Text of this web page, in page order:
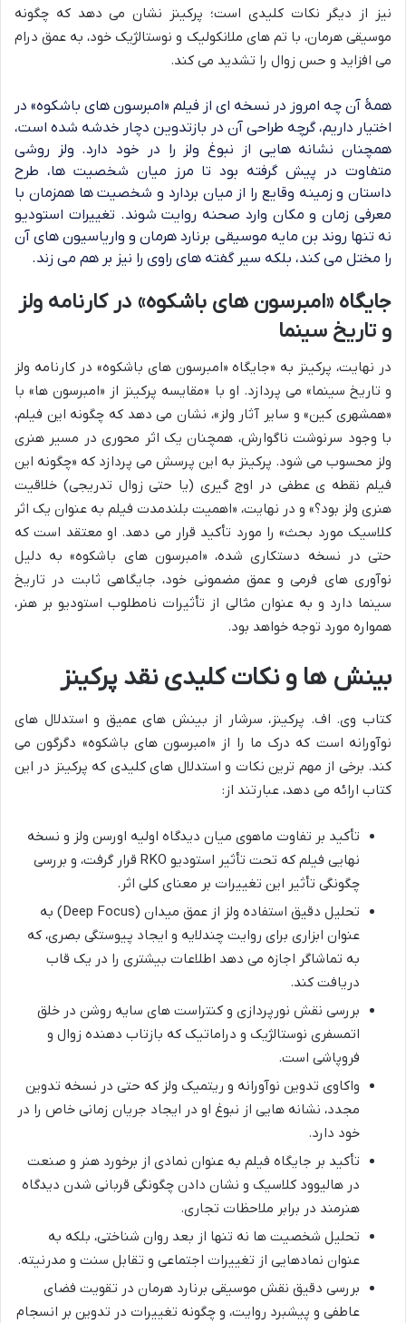
نیز از دیگر نکات کلیدی است؛ پرکینز نشان می دهد که چگونه
موسیقی هرمان، با تم های ملانکولیک و نوستالژیک خود، به عمق درام
می افزاید و حس زوال را تشدید می کند.
همۀ آن چه امروز در نسخه ای از فیلم «امبرسون های باشکوه» در
اختیار داریم، گرچه طراحی آن در بازتدوین دچار خدشه شده است،
همچنان نشانه هایی از نبوغ ولز را در خود دارد. ولز روشی
متفاوت در پیش گرفته بود تا مرز میان شخصیت ها، طرح
داستان و زمینه وقایع را از میان بردارد و شخصیت ها همزمان با
معرفی زمان و مکان وارد صحنه روایت شوند. تغییرات استودیو
نه تنها روند بن مایه موسیقی برنارد هرمان و واریاسیون های آن
را مختل می کند، بلکه سیر گفته های راوی را نیز بر هم می زند.
جایگاه «امبرسون های باشکوه» در کارنامه ولز
و تاریخ سینما
در نهایت، پرکینز به «جایگاه «امبرسون های باشکوه» در کارنامه ولز
و تاریخ سینما» می پردازد. او با «مقایسه پرکینز از «امبرسون ها» با
«همشهری کین» و سایر آثار ولز»، نشان می دهد که چگونه این فیلم،
با وجود سرنوشت ناگوارش، همچنان یک اثر محوری در مسیر هنری
ولز محسوب می شود. پرکینز به این پرسش می پردازد که «چگونه این
فیلم نقطه ی عطفی در اوج گیری (یا حتی زوال تدریجی) خلاقیت
هنری ولز بود؟» و در نهایت، «اهمیت بلندمدت فیلم به عنوان یک اثر
کلاسیک مورد بحث» را مورد تأکید قرار می دهد. او معتقد است که
حتی در نسخه دستکاری شده، «امبرسون های باشکوه» به دلیل
نوآوری های فرمی و عمق مضمونی خود، جایگاهی ثابت در تاریخ
سینما دارد و به عنوان مثالی از تأثیرات نامطلوب استودیو بر هنر،
همواره مورد توجه خواهد بود.
بینش ها و نکات کلیدی نقد پرکینز
کتاب وی. اف. پرکینز، سرشار از بینش های عمیق و استدلال های
نوآورانه است که درک ما را از «امبرسون های باشکوه» دگرگون می
کند. برخی از مهم ترین نکات و استدلال های کلیدی که پرکینز در این
کتاب ارائه می دهد، عبارتند از:
تأکید بر تفاوت ماهوی میان دیدگاه اولیه اورسن ولز و نسخه
نهایی فیلم که تحت تأثیر استودیو RKO قرار گرفت، و بررسی
چگونگی تأثیر این تغییرات بر معنای کلی اثر.
تحلیل دقیق استفاده ولز از عمق میدان (Deep Focus) به
عنوان ابزاری برای روایت چندلایه و ایجاد پیوستگی بصری، که
به تماشاگر اجازه می دهد اطلاعات بیشتری را در یک قاب
دریافت کند.
بررسی نقش نورپردازی و کنتراست های سایه روشن در خلق
اتمسفری نوستالژیک و دراماتیک که بازتاب دهنده زوال و
فروپاشی است.
واکاوی تدوین نوآورانه و ریتمیک ولز که حتی در نسخه تدوین
مجدد، نشانه هایی از نبوغ او در ایجاد جریان زمانی خاص را در
خود دارد.
تأکید بر جایگاه فیلم به عنوان نمادی از برخورد هنر و صنعت
در هالیوود کلاسیک و نشان دادن چگونگی قربانی شدن دیدگاه
هنرمند در برابر ملاحظات تجاری.
تحلیل شخصیت ها نه تنها از بعد روان شناختی، بلکه به
عنوان نمادهایی از تغییرات اجتماعی و تقابل سنت و مدرنیته.
بررسی دقیق نقش موسیقی برنارد هرمان در تقویت فضای
عاطفی و پیشبرد روایت، و چگونه تغییرات در تدوین بر انسجام